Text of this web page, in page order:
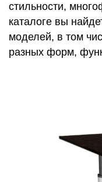
стильности,
каталоге вы
моделей, в том
разных форм,